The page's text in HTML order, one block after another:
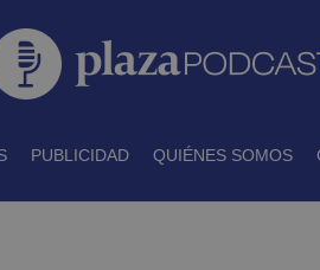
PUBLICIDAD QUIÉNES SOMOS